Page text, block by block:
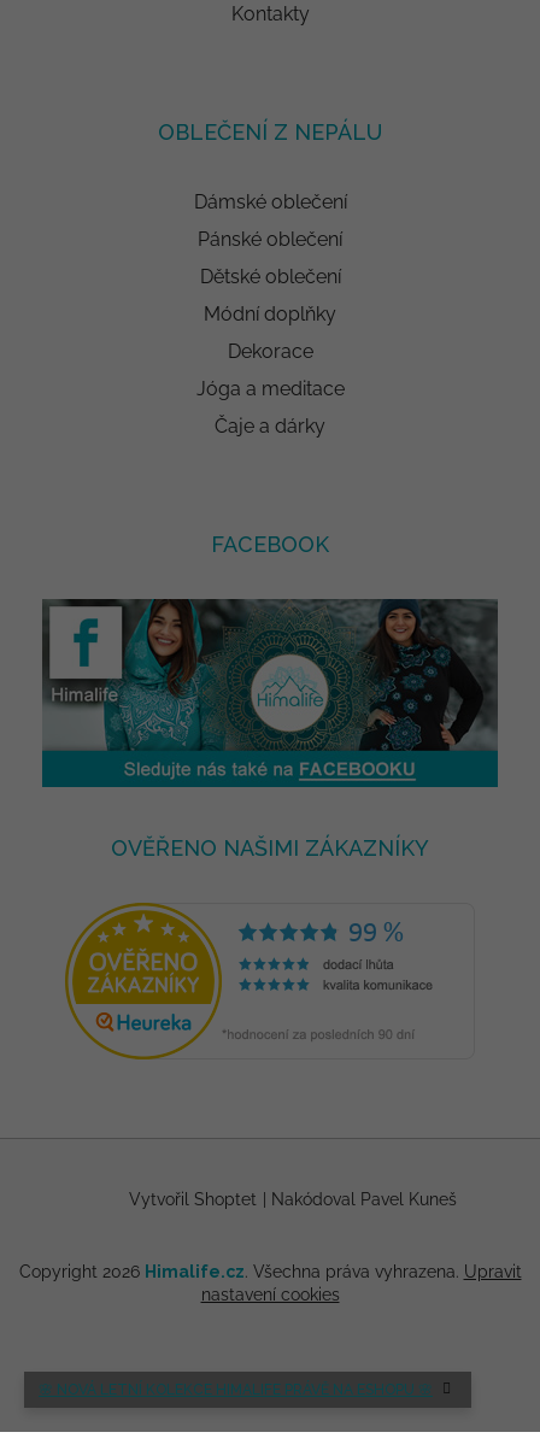
🌸 NOVÁ LETNÍ KOLEKCE HIMALIFE PRÁVĚ NA ESHOPU 🌸
Kontakty
OBLEČENÍ Z NEPÁLU
Dámské oblečení
Pánské oblečení
Dětské oblečení
Módní doplňky
Dekorace
Jóga a meditace
Čaje a dárky
FACEBOOK
OVĚŘENO NAŠIMI ZÁKAZNÍKY
Vytvořil Shoptet Nakódoval Pavel Kuneš
Copyright 2026 Himalife.cz. Všechna práva vyhrazena. Upravit
nastavení cookies